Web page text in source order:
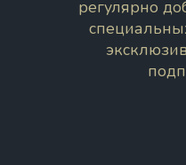
регулярно